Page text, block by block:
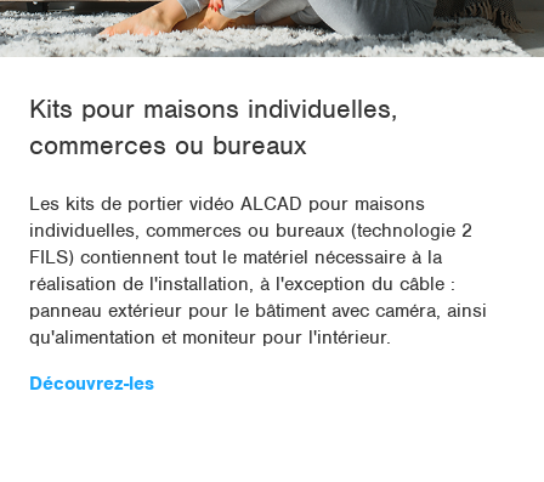
Kits pour maisons individuelles,
commerces ou bureaux
Les kits de portier vidéo ALCAD pour maisons
individuelles, commerces ou bureaux (technologie 2
FILS) contiennent tout le matériel nécessaire à la
réalisation de l'installation, à l'exception du câble :
panneau extérieur pour le bâtiment avec caméra, ainsi
qu'alimentation et moniteur pour l'intérieur.
Découvrez-les